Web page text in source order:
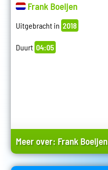
Frank Boeijen
Uitgebracht in 2018
Duurt 04:05
Meer over: Frank Boeijen